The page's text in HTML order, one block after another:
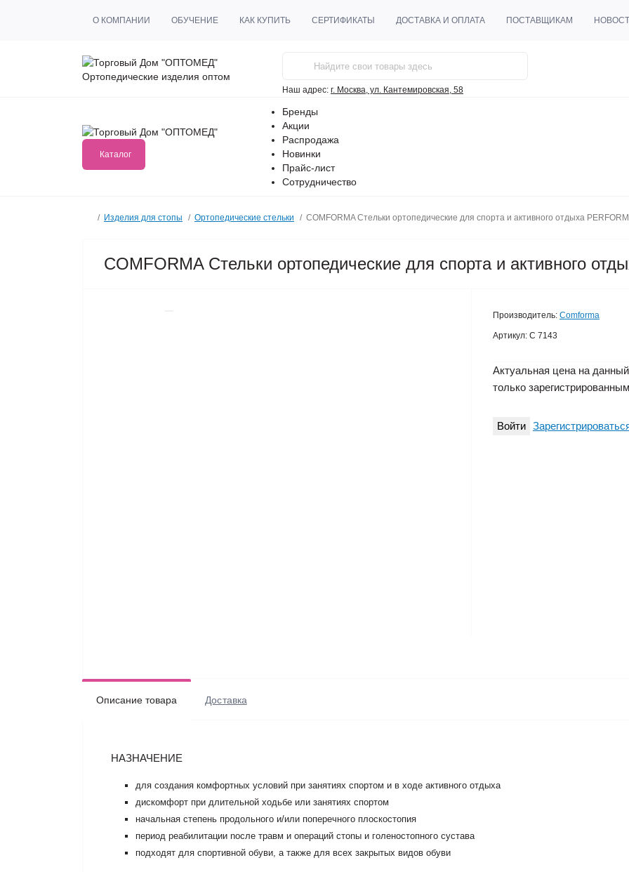
О КОМПАНИИ ОБУЧЕНИЕ КАК КУПИТЬ СЕРТИФИКАТЫ ДОСТАВКА И ОПЛАТА ПОСТАВЩИКАМ
Ортопедические изделия оптом
Наш адрес: г. Москва, ул. Кантемировская, 58
Каталог
Бренды
Акции
Распродажа
Новинки
Прайс-лист
Сотрудничество
Изделия для стопы Ортопедические стельки COMFORMA Стельки ортопедические для спорта и активного отдыха
COMFORMA Стельки ортопедические для спорта и активного
Производитель: Comforma
Артикул: C 7143
Актуальная цена на
только
Войти
Описание товара Доставка
НАЗНАЧЕНИЕ
для создания комфортных условий при занятиях спортом и в ходе активного отдыха
дискомфорт при длительной ходьбе или занятиях спортом
начальная степень продольного и/или поперечного плоскостопия
период реабилитации nосле травм и операций стоnы и голеностопного сустава
подходят для спортивной обуви, а также для всех закрытых видов обуви